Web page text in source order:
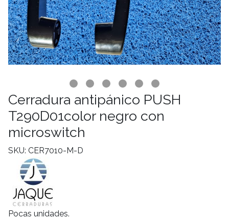
Cerradura antipánico PUSH
T290D01color negro con
microswitch
SKU: CER7010-M-D
Pocas unidades.